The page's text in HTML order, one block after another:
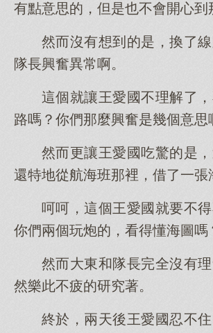
有點意思的，但是也不會開心到
然而沒有想到的是，換了
隊長興奮異常啊。
這個就讓王愛國不理解了
路嗎？你們那麼興奮是幾個意思
然而更讓王愛國吃驚的是
還特地從航海班那裡，借了一張
呵呵，這個王愛國就要不得
你們兩個玩炮的，看得懂海圖嗎
然而大東和隊長完全沒有
然樂此不疲的研究著。
終於，兩天後王愛國忍不